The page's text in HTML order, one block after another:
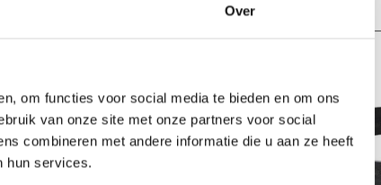
Over
om functies voor social media te bieden en om ons
van onze site met onze partners voor social
combineren met andere informatie die u aan ze heeft
hun services.